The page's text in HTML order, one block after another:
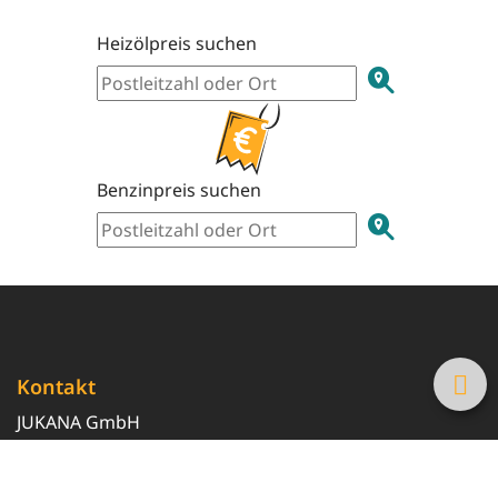
Heizölpreis suchen
Benzinpreis suchen
Kontakt
JUKANA GmbH